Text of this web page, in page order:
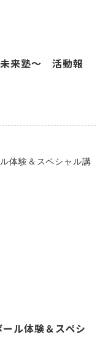
来塾～ 活動報
ル体験＆スペシ